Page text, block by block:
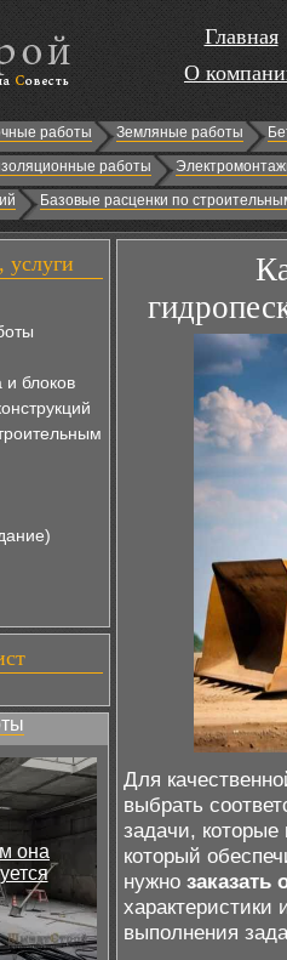
Главная
О
работы Земляные работы
работы
Базовые расценки по
услуги
и блоков
она
Для
выбрать
задачи,
который
нужно заказать
выполнения